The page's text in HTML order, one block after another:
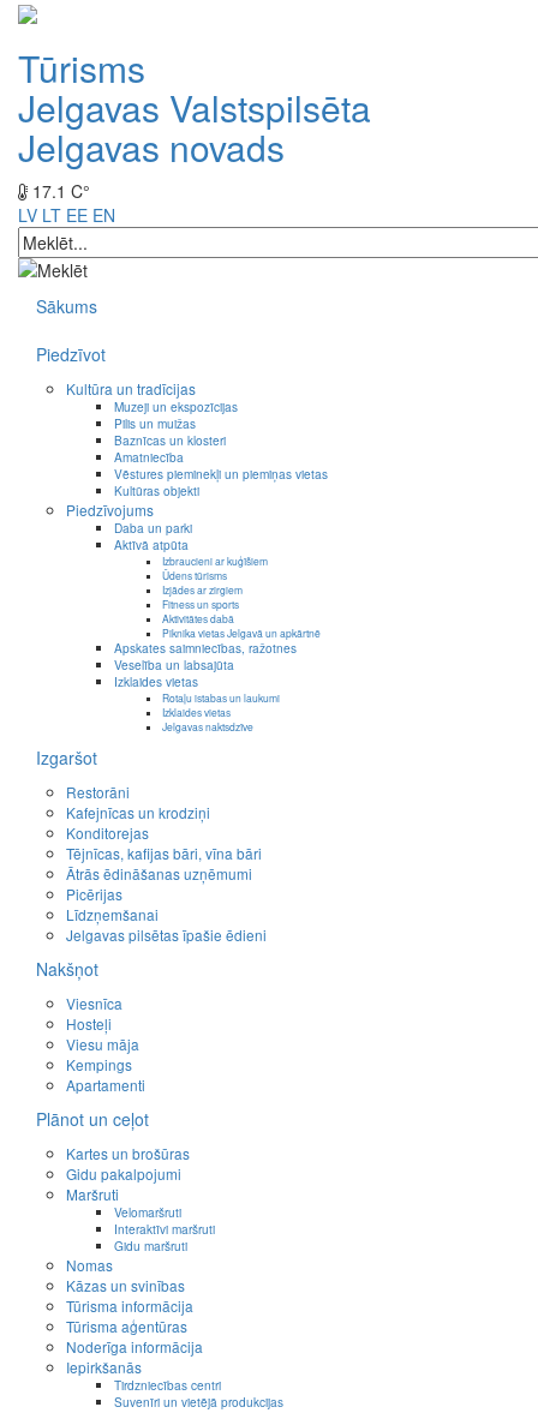
Tūrisms
Jelgavas Valstspilsēta
Jelgavas novads
17.1 C°
LV LT EE EN
Sākums
Piedzīvot
Kultūra un tradīcijas
Muzeji un ekspozīcijas
Pilis un muižas
Baznīcas un klosteri
Amatniecība
Vēstures pieminekļi un piemiņas vietas
Kultūras objekti
Piedzīvojums
Daba un parki
Aktīvā atpūta
Izbraucieni ar kuģīšiem
Ūdens tūrisms
Izjādes ar zirgiem
Fitness un sports
Aktivitātes dabā
Piknika vietas Jelgavā un apkārtnē
Apskates saimniecības, ražotnes
Veselība un labsajūta
Izklaides vietas
Rotaļu istabas un laukumi
Izklaides vietas
Jelgavas naktsdzīve
Izgaršot
Restorāni
Kafejnīcas un krodziņi
Konditorejas
Tējnīcas, kafijas bāri, vīna bāri
Ātrās ēdināšanas uzņēmumi
Picērijas
Līdzņemšanai
Jelgavas pilsētas īpašie ēdieni
Nakšņot
Viesnīca
Hosteļi
Viesu māja
Kempings
Apartamenti
Plānot un ceļot
Kartes un brošūras
Gidu pakalpojumi
Maršruti
Velomaršruti
Interaktīvi maršruti
Gidu maršruti
Nomas
Kāzas un svinības
Tūrisma informācija
Tūrisma aģentūras
Noderīga informācija
Iepirkšanās
Tirdzniecības centri
Suvenīri un vietējā produkcijas